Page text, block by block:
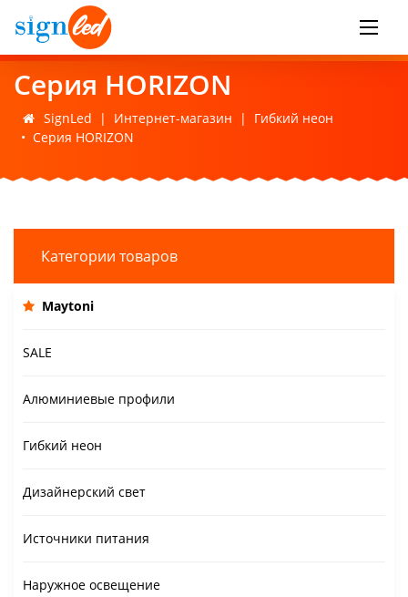
Серия HORIZON
SignLed | Интернет-магазин |
Гибкий неон
• Серия HORIZON
Категории товаров
Maytoni
SALE
Алюминиевые профили
Гибкий неон
Дизайнерский свет
Источники питания
Наружное освещение